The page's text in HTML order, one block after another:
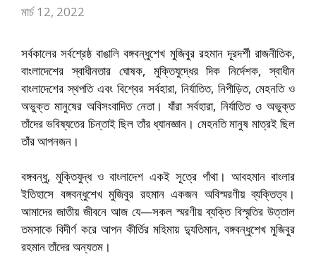
মার্চ 12, 2022
সর্বকালের সর্বশ্রেষ্ঠ বাঙালি বঙ্গবন্ধুশেখ মুজিবুর রহমান দূরদর্শী রাজনীতিক,
বাংলাদেশের স্বাধীনতার ঘোষক, মুক্তিযুদ্ধের দিক নির্দেশক, স্বাধীন
বাংলাদেশের স্থপতি এবং বিশ্বের সর্বহারা, নির্যাতিত, নিপীড়িত, মেহনতি ও
অভুক্ত মানুষের অবিসংবাদিত নেতা। যাঁরা সর্বহারা, নির্যাতিত ও অভুক্ত
তাঁদের ভবিষ্যতের চিন্তাই ছিল তাঁর ধ্যানজ্ঞান। মেহনতি মানুষ মাত্রই ছিল
তাঁর আপনজন।
বঙ্গবন্ধু, মুক্তিযুদ্ধ ও বাংলাদেশ একই সূত্রে গাঁথা। আবহমান বাংলার
ইতিহাসে বঙ্গবন্ধুশেখ মুজিবুর রহমান একজন অবিস্মরণীয় ব্যক্তিত্ব।
আমাদের জাতীয় জীবনে আজ যে—সকল স্মরণীয় ব্যক্তি বিস্মৃতির উত্তাল
তমসাকে বিদীর্ণ করে আপন কীর্তির মহিমায় দ্যুতিমান, বঙ্গবন্ধুশেখ মুজিবুর
রহমান তাঁদের অন্যতম।